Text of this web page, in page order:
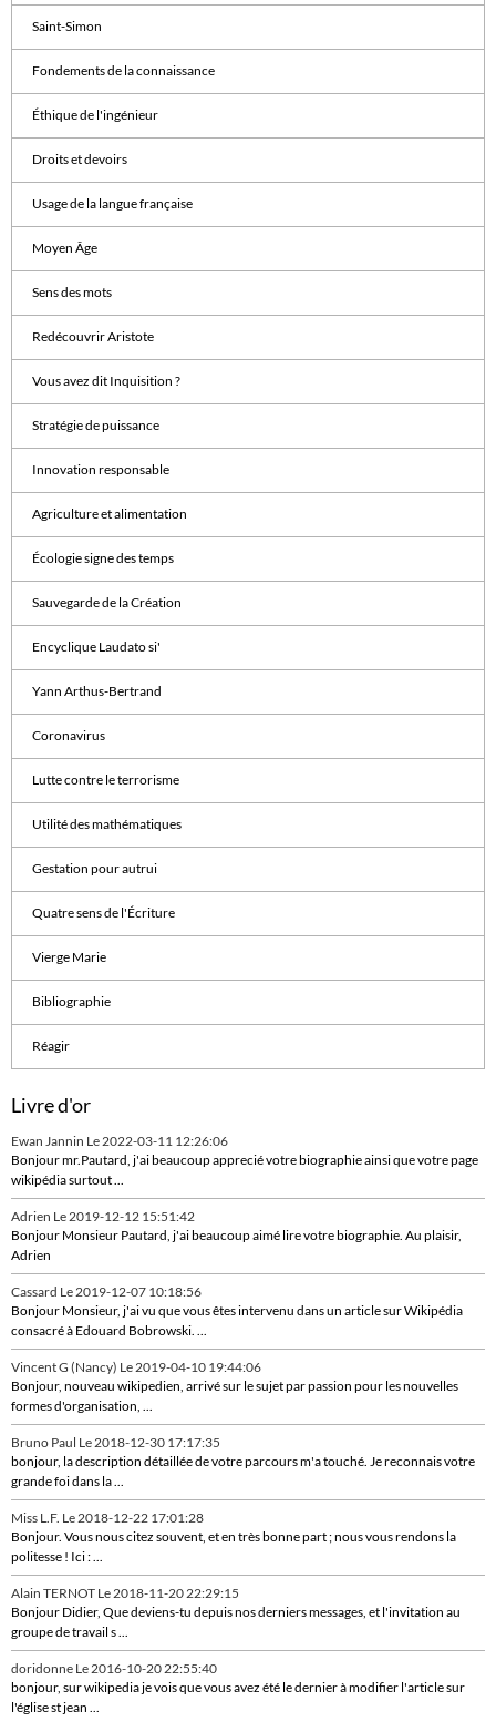
Saint-Simon
Fondements de la connaissance
Éthique de l'ingénieur
Droits et devoirs
Usage de la langue française
Moyen Âge
Sens des mots
Redécouvrir Aristote
Vous avez dit Inquisition ?
Stratégie de puissance
Innovation responsable
Agriculture et alimentation
Écologie signe des temps
Sauvegarde de la Création
Encyclique Laudato si'
Yann Arthus-Bertrand
Coronavirus
Lutte contre le terrorisme
Utilité des mathématiques
Gestation pour autrui
Quatre sens de l'Écriture
Vierge Marie
Bibliographie
Réagir
Livre d'or
Ewan Jannin Le 2022-03-11 12:26:06
Bonjour mr.Pautard, j'ai beaucoup apprecié votre biographie ainsi que votre page
wikipédia surtout ...
Adrien Le 2019-12-12 15:51:42
Bonjour Monsieur Pautard, j'ai beaucoup aimé lire votre biographie. Au plaisir,
Adrien
Cassard Le 2019-12-07 10:18:56
Bonjour Monsieur, j'ai vu que vous êtes intervenu dans un article sur Wikipédia
consacré à Edouard Bobrowski. ...
Vincent G (Nancy) Le 2019-04-10 19:44:06
Bonjour, nouveau wikipedien, arrivé sur le sujet par passion pour les nouvelles
formes d'organisation, ...
Bruno Paul Le 2018-12-30 17:17:35
bonjour, la description détaillée de votre parcours m'a touché. Je reconnais votre
grande foi dans la ...
Miss L.F. Le 2018-12-22 17:01:28
Bonjour. Vous nous citez souvent, et en très bonne part ; nous vous rendons la
politesse ! Ici : ...
Alain TERNOT Le 2018-11-20 22:29:15
Bonjour Didier, Que deviens-tu depuis nos derniers messages, et l'invitation au
groupe de travail s ...
doridonne Le 2016-10-20 22:55:40
bonjour, sur wikipedia je vois que vous avez été le dernier à modifier l'article sur
l'église st jean ...